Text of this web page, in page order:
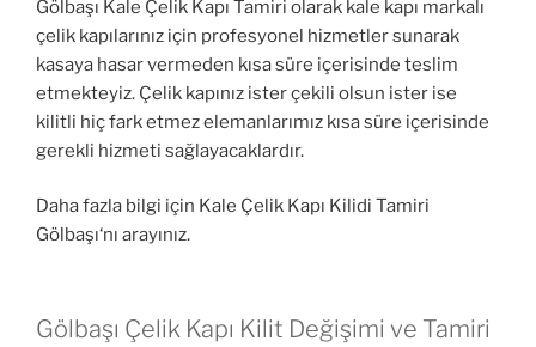
Gölbaşı Kale Çelik Kapı Tamiri olarak kale kapı markalı
çelik kapılarınız için profesyonel hizmetler sunarak
kasaya hasar vermeden kısa süre içerisinde teslim
etmekteyiz. Çelik kapınız ister çekili olsun ister ise
kilitli hiç fark etmez elemanlarımız kısa süre içerisinde
gerekli hizmeti sağlayacaklardır.
Daha fazla bilgi için Kale Çelik Kapı Kilidi Tamiri
Gölbaşı‘nı arayınız.
Gölbaşı Çelik Kapı Kilit Değişimi ve Tamiri